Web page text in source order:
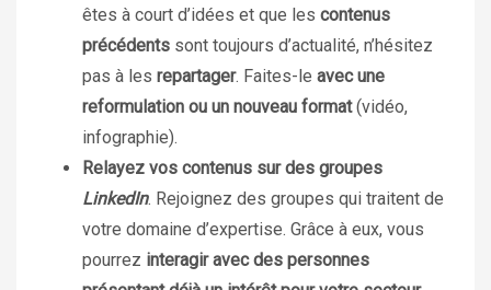
êtes à court d’idées et que les contenus
précédents sont toujours d’actualité, n’hésitez
pas à les repartager. Faites-le avec une
reformulation ou un nouveau format(vidéo,
infographie).
Relayez vos contenus sur des groupes
LinkedIn. Rejoignez des groupes qui traitent de
votre domaine d’expertise. Grâce à eux, vous
pourrez interagir avec des personnes